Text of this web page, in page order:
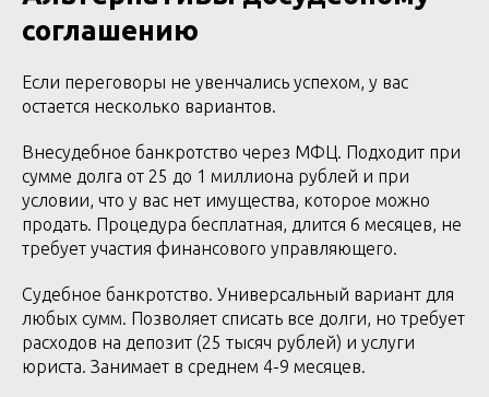
соглашению
Если переговоры не увенчались успехом, у вас
остается несколько вариантов.
Внесудебное банкротство через МФЦ. Подходит при
сумме долга от 25 до 1 миллиона рублей и при
условии, что у вас нет имущества, которое можно
продать. Процедура бесплатная, длится 6 месяцев, не
требует участия финансового управляющего.
Судебное банкротство. Универсальный вариант для
любых сумм. Позволяет списать все долги, но требует
расходов на депозит (25 тысяч рублей) и услуги
юриста. Занимает в среднем 4-9 месяцев.